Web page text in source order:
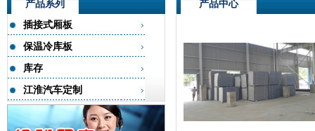
产品系列
插接式厢板
保温冷库板
库存
江淮汽车定制
产品中心